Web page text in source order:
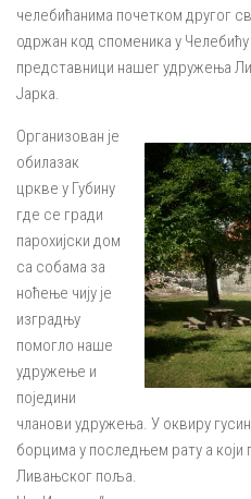
челебићанима почетком другог
одржан код споменика у
представници нашег удружења
Јарка.
Организован је
обилазак
цркве у Губину
где се гради
парохијски дом
са собама за
ноћење чију је
изградњу
помогло наше
удружење и
поједини
чланови удружења. У оквиру
борцима у последњем рату а који
Ливањског поља.